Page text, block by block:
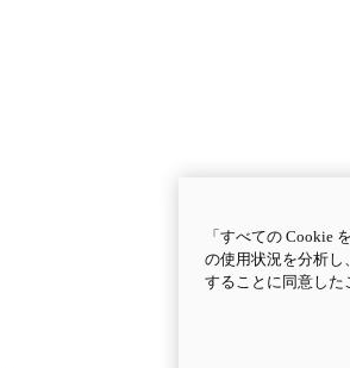
「すべての Cookie
の使用状況を分析し
することに同意し